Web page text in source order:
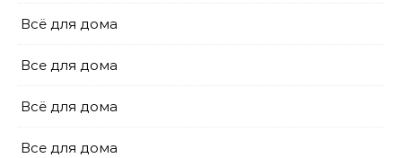
Всё для дома
Все для дома
Всё для дома
Все для дома